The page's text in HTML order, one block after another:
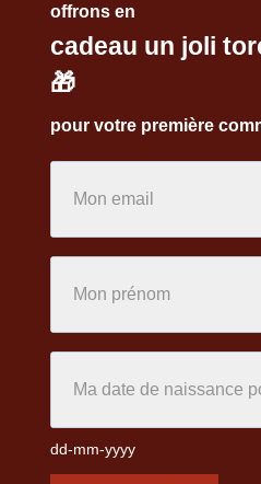
offrons en
cadeau un joli
🎁
pour votre première
dd-mm-yyyy